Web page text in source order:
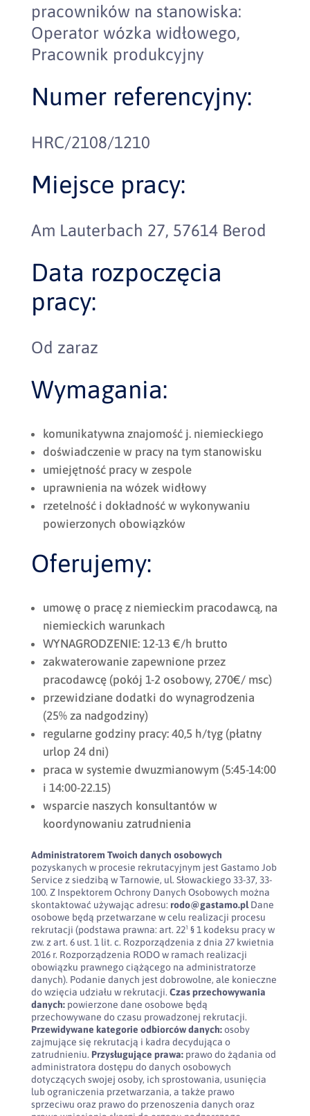
pracowników na stanowiska:
Operator wózka widłowego,
Pracownik produkcyjny
Numer referencyjny:
HRC/2108/1210
Miejsce pracy:
Am Lauterbach 27, 57614 Berod
Data rozpoczęcia
pracy:
Od zaraz
Wymagania:
komunikatywna znajomość j. niemieckiego
doświadczenie w pracy na tym stanowisku
umiejętność pracy w zespole
uprawnienia na wózek widłowy
rzetelność i dokładność w wykonywaniu
powierzonych obowiązków
Oferujemy:
umowę o pracę z niemieckim pracodawcą, na
niemieckich warunkach
WYNAGRODZENIE: 12-13 €/h brutto
zakwaterowanie zapewnione przez
pracodawcę (pokój 1-2 osobowy, 270€/ msc)
przewidziane dodatki do wynagrodzenia
(25% za nadgodziny)
regularne godziny pracy: 40,5 h/tyg (płatny
urlop 24 dni)
praca w systemie dwuzmianowym (5:45-14:00
i 14:00-22.15)
wsparcie naszych konsultantów w
koordynowaniu zatrudnienia
Administratorem Twoich danych osobowych
pozyskanych w procesie rekrutacyjnym jest Gastamo Job
Service z siedzibą w Tarnowie, ul. Słowackiego 33-37, 33-
100. Z Inspektorem Ochrony Danych Osobowych można
skontaktować używając adresu: rodo@gastamo.plDane
osobowe będą przetwarzane w celu realizacji procesu
rekrutacji (podstawa prawna: art. 22¹ § 1 kodeksu pracy w
zw. z art. 6 ust. 1 lit. c. Rozporządzenia z dnia 27 kwietnia
2016 r. Rozporządzenia RODO w ramach realizacji
obowiązku prawnego ciążącego na administratorze
danych). Podanie danych jest dobrowolne, ale konieczne
do wzięcia udziału w rekrutacji. Czas przechowywania
danych:powierzone dane osobowe będą
przechowywane do czasu prowadzonej rekrutacji.
Przewidywane kategorie odbiorców danych:osoby
zajmujące się rekrutacją i kadra decydująca o
zatrudnieniu. Przysługujące prawa:prawo do żądania od
administratora dostępu do danych osobowych
dotyczących swojej osoby, ich sprostowania, usunięcia
lub ograniczenia przetwarzania, a także prawo
sprzeciwu oraz prawo do przenoszenia danych oraz